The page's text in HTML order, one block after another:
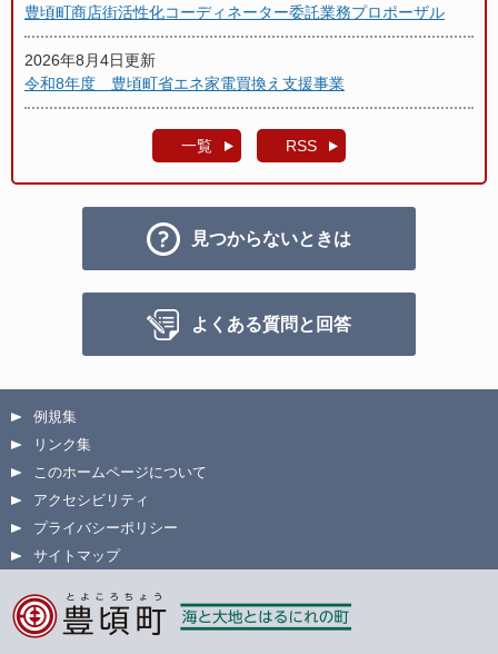
豊頃町商店街活性化コーディネーター委託業務プロポーザル
2026年8月4日更新
令和8年度 豊頃町省エネ家電買換え支援事業
一覧 RSS
見つからないときは
よくある質問と回答
例規集
リンク集
このホームページについて
アクセシビリティ
プライバシーポリシー
サイトマップ